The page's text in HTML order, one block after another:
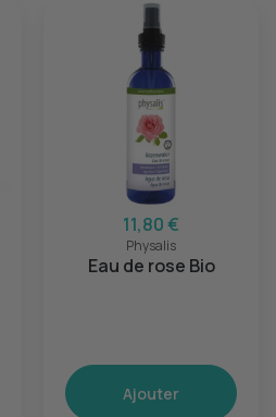
11,80 €
Physalis
Eau de rose Bio
Ajouter